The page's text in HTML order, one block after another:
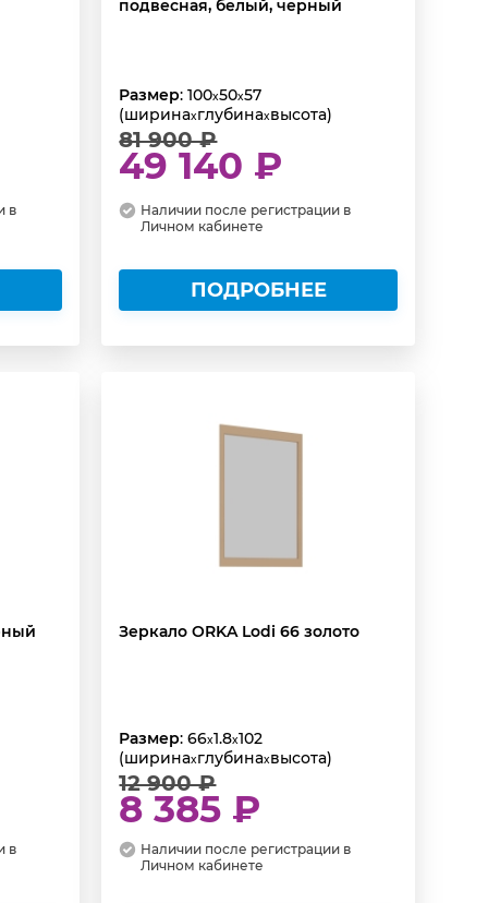
в
подвесная, белый, черный
Размер: 100x50x57
(ширинаxглубинаxвысота)
81 900 ₽
49 140 ₽
Наличии после регистрации в
Личном кабинете
ПОДРОБНЕЕ
в
Зеркало ORKA Lodi 66 золото
Размер: 66x1.8x102
(ширинаxглубинаxвысота)
12 900 ₽
8 385 ₽
Наличии после регистрации в
Личном кабинете